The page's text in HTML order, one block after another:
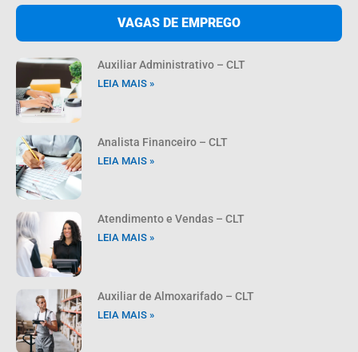
VAGAS DE EMPREGO
Auxiliar Administrativo – CLT
LEIA MAIS »
Analista Financeiro – CLT
LEIA MAIS »
Atendimento e Vendas – CLT
LEIA MAIS »
Auxiliar de Almoxarifado – CLT
LEIA MAIS »